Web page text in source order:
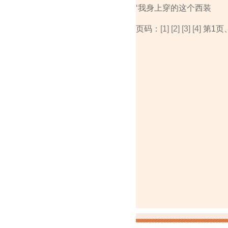
‘我身上穿的这个西装
页码： [1] [2] [3] [4] 第1页